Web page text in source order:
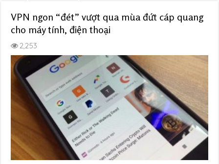
VPN ngon “đét” vượt qua mùa đứt cáp quang
cho máy tính, điện thoại
2,253